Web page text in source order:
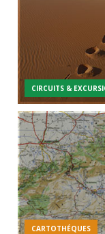
CIRCUITS &
CARTOTHÉQUES